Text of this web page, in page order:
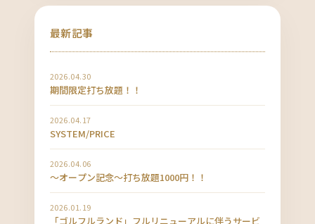
最新記事
2026.04.30
期間限定打ち放題！！
2026.04.17
SYSTEM/PRICE
2026.04.06
〜オープン記念〜打ち放題1000円！！
2026.01.19
「ゴルフルランド」フルリニューアルに伴うサービ